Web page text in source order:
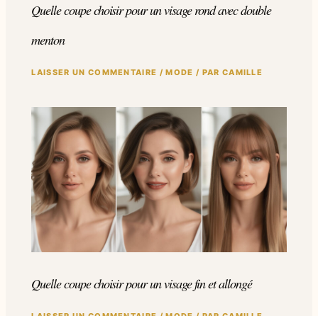
Quelle coupe choisir pour un visage rond avec double
menton
LAISSER UN COMMENTAIRE /MODE / PAR CAMILLE
Quelle coupe choisir pour un visage fin et allongé